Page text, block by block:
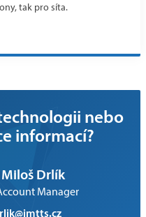
tak pro síta.
nebo
informací?
Drlík
Manager